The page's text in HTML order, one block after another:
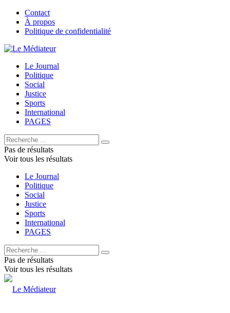
Contact
À propos
Politique de confidentialité
Le Journal
Politique
Social
Justice
Sports
International
PAGES
Pas de résultats
Voir tous les résultats
Le Journal
Politique
Social
Justice
Sports
International
PAGES
Pas de résultats
Voir tous les résultats